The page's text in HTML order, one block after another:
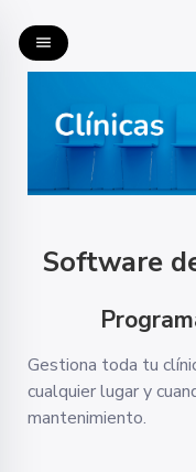
menu
Software
Gestiona toda tu
cualquier lugar y
mantenimiento.